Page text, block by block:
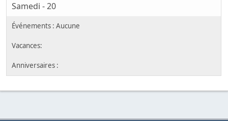
Samedi - 20